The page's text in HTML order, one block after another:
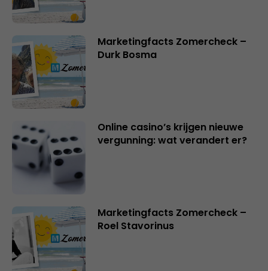
Marketingfacts Zomercheck –
Durk Bosma
Online casino’s krijgen nieuwe
vergunning: wat verandert er?
Marketingfacts Zomercheck –
Roel Stavorinus